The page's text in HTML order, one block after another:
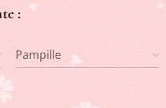
:
Pampille